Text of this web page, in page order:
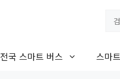
전국 스마트 버스 스마